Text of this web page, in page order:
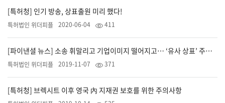
[특허청] 인기 방송, 상표출원 미리 했다!
특허법인 위더피플 2020-06-04 411
[파이낸셜 뉴스] 소송 휘말리고 기업이미지 떨어지고… ‘유사 상표’ 주의보
특허법인 위더피플 2019-11-07 371
[특허청] 브렉시트 이후 영국 內 지재권 보호를 위한 주의사항